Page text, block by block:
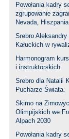
Powołania kadry
zgrupowanie
Nevada, Hiszpania
Srebro Aleksandry
Kałuckich w
Harmonogram
i instruktorskich
Srebro dla Natalii
Pucharze Świata.
Skimo na
Olimpijskich we
Alpach 2030
Powołania kadry